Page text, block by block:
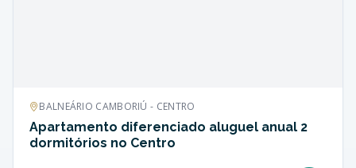
BALNEÁRIO CAMBORIÚ - CENTRO
Apartamento diferenciado aluguel anual 2
dormitórios no Centro